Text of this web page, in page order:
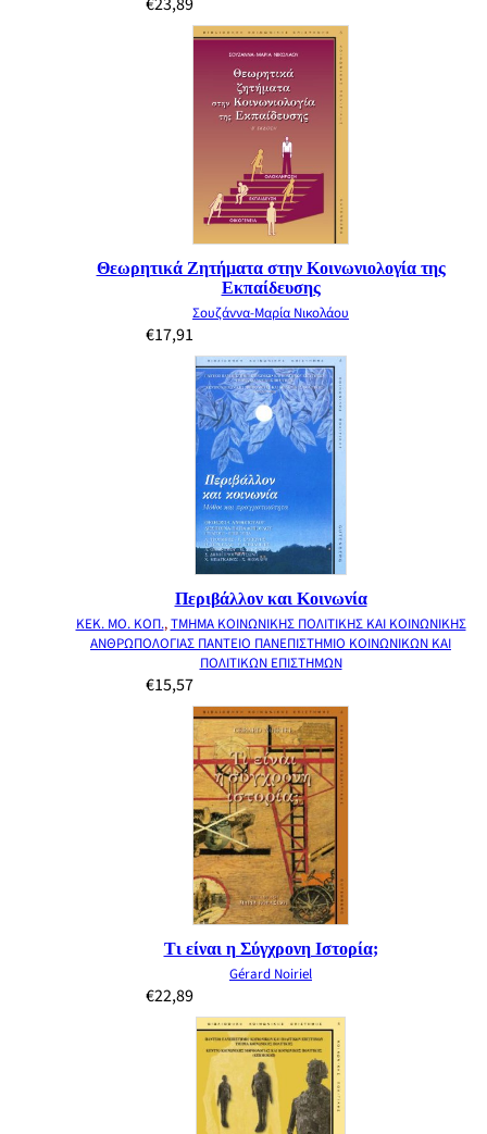
Θεωρητικά Ζητήματα στην Κοινωνιολογία της
Εκπαίδευσης
Σουζάννα-Μαρία Νικολάου
€17,91
Περιβάλλον και Κοινωνία
ΚΕΚ. ΜΟ. ΚΟΠ.,ΤΜΗΜΑ ΚΟΙΝΩΝΙΚΗΣ ΠΟΛΙΤΙΚΗΣ ΚΑΙ ΚΟΙΝΩΝΙΚΗΣ
ΑΝΘΡΩΠΟΛΟΓΙΑΣ ΠΑΝΤΕΙΟ ΠΑΝΕΠΙΣΤΗΜΙΟ ΚΟΙΝΩΝΙΚΩΝ ΚΑΙ
ΠΟΛΙΤΙΚΩΝ ΕΠΙΣΤΗΜΩΝ
€15,57
Τι είναι η Σύγχρονη Ιστορία;
Gérard Noiriel
€22,89